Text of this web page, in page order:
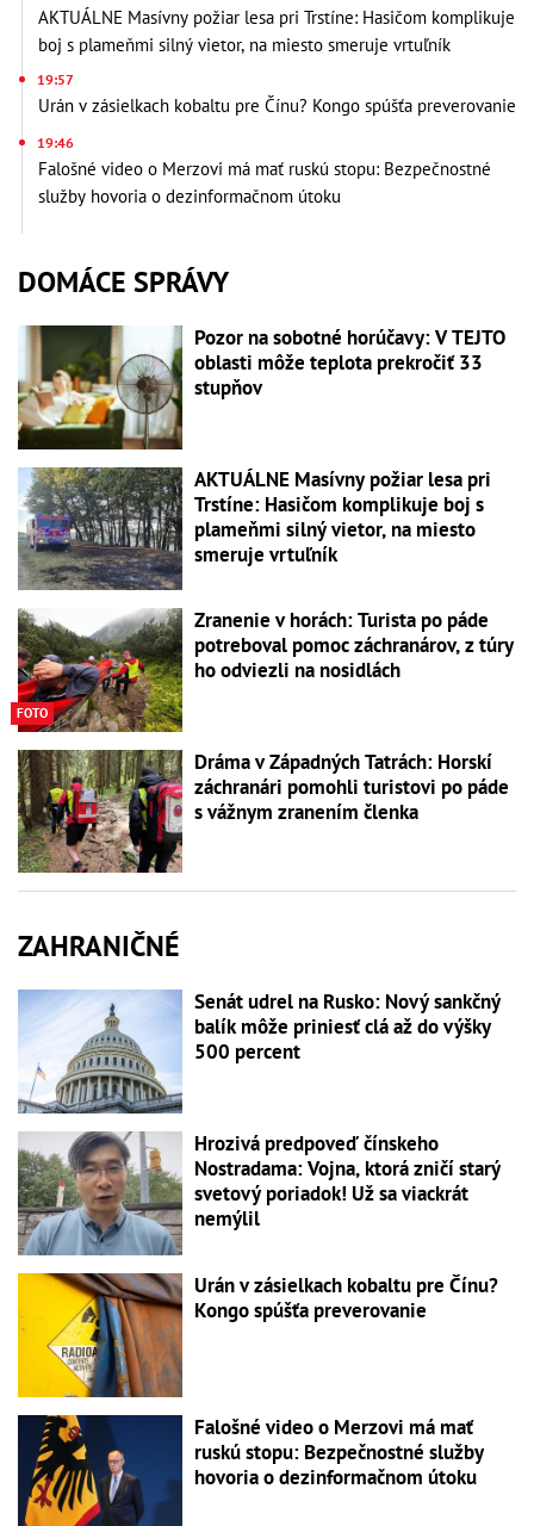
AKTUÁLNE Masívny požiar lesa pri Trstíne: Hasičom komplikuje
boj s plameňmi silný vietor, na miesto smeruje vrtuľník
19:57
Urán v zásielkach kobaltu pre Čínu? Kongo spúšťa preverovanie
19:46
Falošné video o Merzovi má mať ruskú stopu: Bezpečnostné
služby hovoria o dezinformačnom útoku
DOMÁCE SPRÁVY
Pozor na sobotné horúčavy: V TEJTO
oblasti môže teplota prekročiť 33
stupňov
AKTUÁLNE Masívny požiar lesa pri
Trstíne: Hasičom komplikuje boj s
plameňmi silný vietor, na miesto
smeruje vrtuľník
FOTO
Zranenie v horách: Turista po páde
potreboval pomoc záchranárov, z túry
ho odviezli na nosidlách
Dráma v Západných Tatrách: Horskí
záchranári pomohli turistovi po páde
s vážnym zranením členka
ZAHRANIČNÉ
Senát udrel na Rusko: Nový sankčný
balík môže priniesť clá až do výšky
500 percent
Hrozivá predpoveď čínskeho
Nostradama: Vojna, ktorá zničí starý
svetový poriadok! Už sa viackrát
nemýlil
Urán v zásielkach kobaltu pre Čínu?
Kongo spúšťa preverovanie
Falošné video o Merzovi má mať
ruskú stopu: Bezpečnostné služby
hovoria o dezinformačnom útoku